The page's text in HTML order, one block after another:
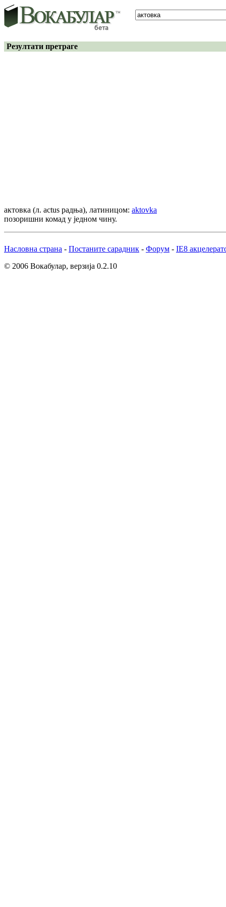
Резултати претраге
актовка (л. actus радња), латиницом: aktovka
позоришни комад у једном чину.
Насловна страна - Постаните сарадник - Форум - IE8
© 2006 Вокабулар, верзија 0.2.10